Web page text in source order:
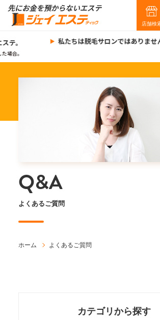
店舗検
テ。
場合。
私たちは脱毛サロンではありませ
Q&A
よくあるご質問
ホーム よくあるご質問
カテゴリから探す